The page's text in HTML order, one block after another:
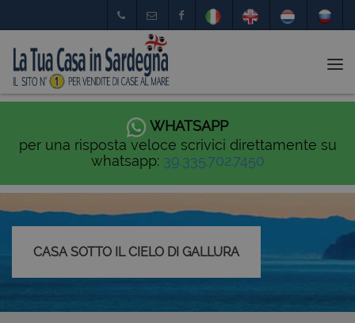
WHATSAPP
per una risposta veloce scrivici direttamente su
whatsapp: 39.335.702.7450
CASA SOTTO IL CIELO DI GALLURA